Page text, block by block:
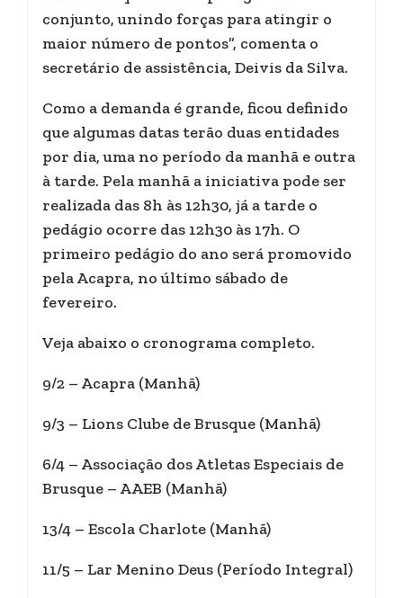
conjunto, unindo forças para atingir o
maior número de pontos”, comenta o
secretário de assistência, Deivis da Silva.
Como a demanda é grande, ficou definido
que algumas datas terão duas entidades
por dia, uma no período da manhã e outra
à tarde. Pela manhã a iniciativa pode ser
realizada das 8h às 12h30, já a tarde o
pedágio ocorre das 12h30 às 17h. O
primeiro pedágio do ano será promovido
pela Acapra, no último sábado de
fevereiro.
Veja abaixo o cronograma completo.
9/2 – Acapra (Manhã)
9/3 – Lions Clube de Brusque (Manhã)
6/4 – Associação dos Atletas Especiais de
Brusque – AAEB (Manhã)
13/4 – Escola Charlote (Manhã)
11/5 – Lar Menino Deus (Período Integral)